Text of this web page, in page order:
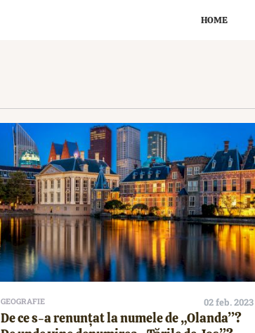
HOME
GEOGRAFIE 02 feb. 2023
De ce s-a renunțat la numele de „Olanda”?